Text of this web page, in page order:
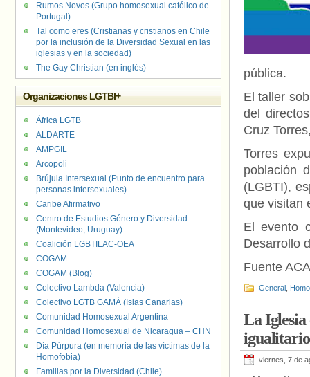
pública.
El taller
del
Cruz
Torres
población
(LGBTI),
que visitan
El evento
Desarrollo
Fuente
General
La Iglesia
igualitario
viernes, 7 de
Rumos Novos (Grupo homosexual católico de
Portugal)
Tal como eres (Cristianas y cristianos en Chile
por la inclusión de la Diversidad Sexual en las
iglesias y en la sociedad)
The Gay Christian (en inglés)
Organizaciones LGTBI+
África LGTB
ALDARTE
AMPGIL
Arcopoli
Brújula Intersexual (Punto de encuentro para
personas intersexuales)
Caribe Afirmativo
Centro de Estudios Género y Diversidad
(Montevideo, Uruguay)
Coalición LGBTILAC-OEA
COGAM
COGAM (Blog)
Colectivo Lambda (Valencia)
Colectivo LGTB GAMÁ (Islas Canarias)
Comunidad Homosexual Argentina
Comunidad Homosexual de Nicaragua – CHN
Día Púrpura (en memoria de las víctimas de la
Homofobia)
Familias por la Diversidad (Chile)